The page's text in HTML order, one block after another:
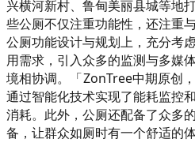
兴横河新村、鲁甸美丽县城等地
些公厕不仅注重功能性，还注重
公厕功能设计与规划上，充分考
用需求，引入众多的监测与多媒
境相协调。「ZonTree中期原创
通过智能化技术实现了能耗监控
消耗。此外，公厕还配备了众多
备，让群众如厕时有一个舒适的体